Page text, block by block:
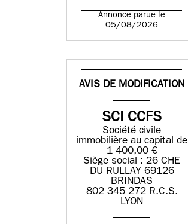
Annonce parue le
05/08/2026
AVIS DE MODIFICATION
SCI CCFS
Société civile
immobilière au capital de
1 400,00 €
Siège social : 26 CHE
DU RULLAY 69126
BRINDAS
802 345 272 R.C.S.
LYON